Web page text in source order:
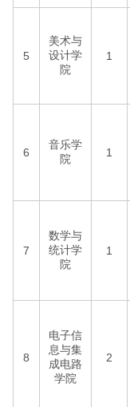
5
美术与
设计学
院
1
6
音乐学
院
1
7
数学与
统计学
院
1
8
电子信
息与集
成电路
学院
2